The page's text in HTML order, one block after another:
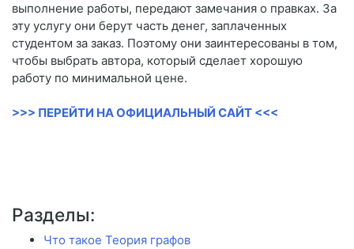
выполнение работы, передают замечания о правках. За
эту услугу они берут часть денег, заплаченных
студентом за заказ. Поэтому они заинтересованы в том,
чтобы выбрать автора, который сделает хорошую
работу по минимальной цене.
>>> ПЕРЕЙТИ НА ОФИЦИАЛЬНЫЙ САЙТ <<<
Разделы:
Что такое Теория графов